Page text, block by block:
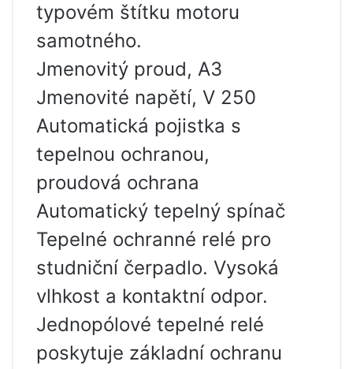
typovém štítku motoru
samotného.
Jmenovitý proud, A3
Jmenovité napětí, V 250
Automatická pojistka s
tepelnou ochranou,
proudová ochrana
Automatický tepelný spínač
Tepelné ochranné relé pro
studniční čerpadlo. Vysoká
vlhkost a kontaktní odpor.
Jednopólové tepelné relé
poskytuje základní ochranu